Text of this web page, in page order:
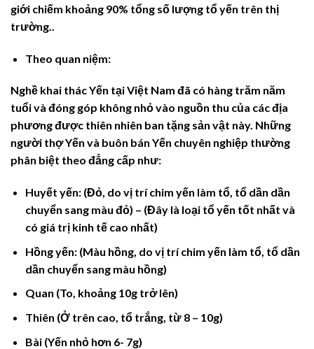
giới chiếm khoảng 90% tổng số lượng tổ yến trên thị
trường..
Theo quan niệm:
Nghề khai thác Yến tại Việt Nam đã có hàng trăm năm
tuổi và đóng góp không nhỏ vào nguồn thu của các địa
phương được thiên nhiên ban tặng sản vật này. Những
người thợ Yến và buôn bán Yến chuyên nghiệp thường
phân biệt theo đẳng cấp như:
Huyết yến: (Đỏ, do vị trí chim yến làm tổ, tổ dần dần
chuyển sang màu đỏ) – (Đây là loại tổ yến tốt nhất và
có giá trị kinh tế cao nhất)
Hồng yến:(Màu hồng, do vị trí chim yến làm tổ, tổ dần
dần chuyển sang màu hồng)
Quan (To, khoảng 10g trở lên)
Thiên (Ở trên cao, tổ trắng, từ 8 – 10g)
Bài(Yến nhỏ hơn 6- 7g)